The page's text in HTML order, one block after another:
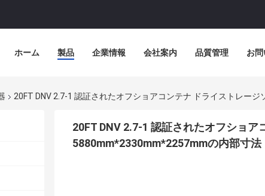
ホーム 製品 企業情報 会社案内 品質管理 お
20FT DNV 2.7-1 認証されたオフショアコンテナ ドライストレー
20FT DNV 2.7-1 認証されたオフショ
5880mm*2330mm*2257mmの内部寸法